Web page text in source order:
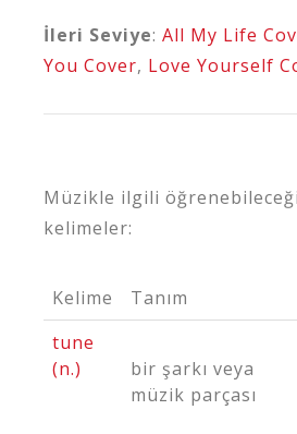
İleri Seviye: All My Life
You Cover, Love Yourself
Müzikle ilgili
kelimeler:
Kelime Tanım
tune
(n.)
bir şarkı veya
müzik parçası